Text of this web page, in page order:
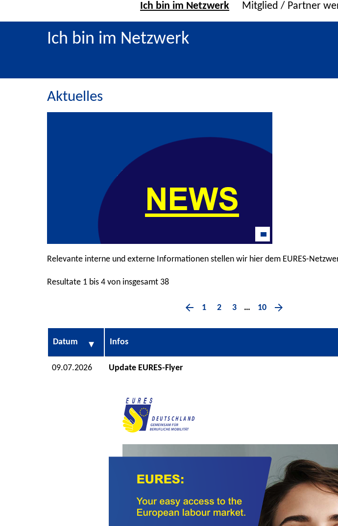
Ich bin im Netzwerk Mitglied / Partner
Ich bin im Netzwerk
Aktuelles
Relevante interne und externe Informationen stellen wir hier dem EURES-
Resultate 1 bis 4 von insgesamt 38
1 2 3 … 10
Datum Infos
09.07.2026 Update EURES-Flyer